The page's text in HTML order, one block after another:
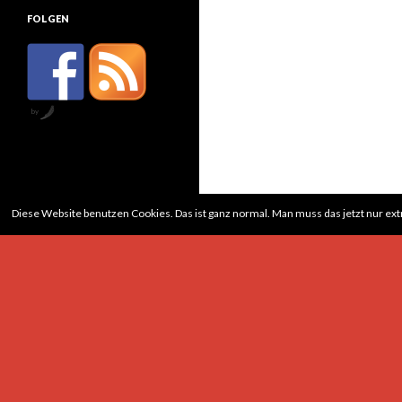
FOLGEN
by
Diese Website benutzen Cookies. Das ist ganz normal. Man muss das jetzt nur